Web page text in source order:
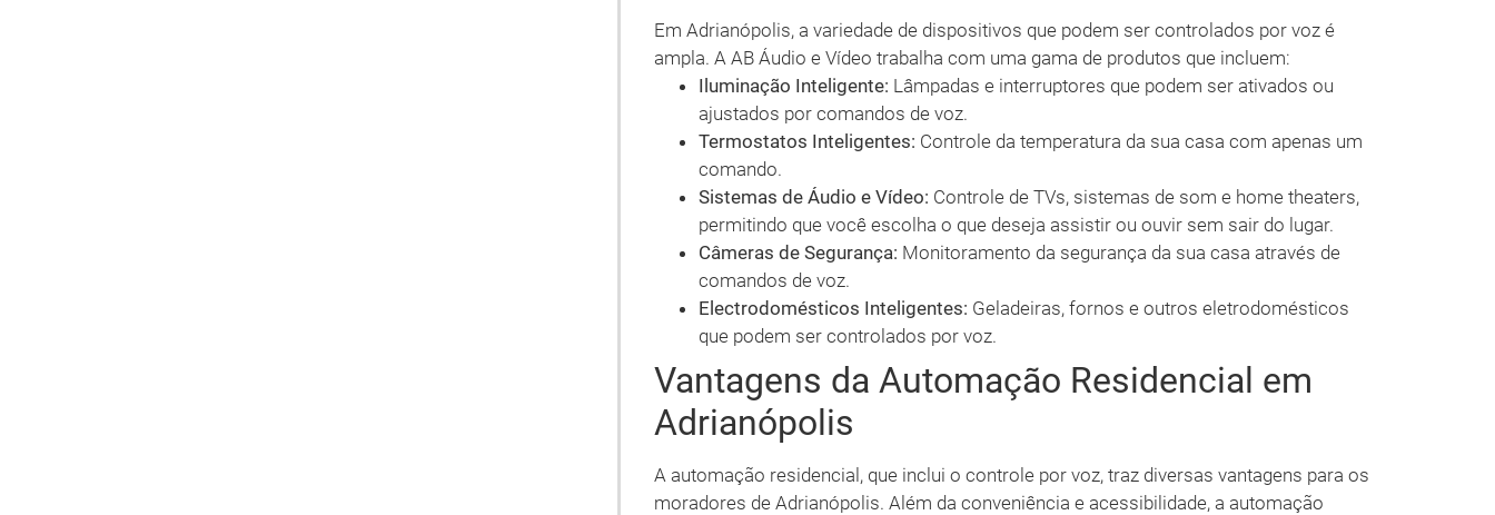
Em Adrianópolis, a variedade de dispositivos que podem ser controlados por voz é
ampla. A AB Áudio e Vídeo trabalha com uma gama de produtos que incluem:
Iluminação Inteligente: Lâmpadas e interruptores que podem ser ativados ou
ajustados por comandos de voz.
Termostatos Inteligentes: Controle da temperatura da sua casa com apenas um
comando.
Sistemas de Áudio e Vídeo: Controle de TVs, sistemas de som e home theaters,
permitindo que você escolha o que deseja assistir ou ouvir sem sair do lugar.
Câmeras de Segurança: Monitoramento da segurança da sua casa através de
comandos de voz.
Electrodomésticos Inteligentes: Geladeiras, fornos e outros eletrodomésticos
que podem ser controlados por voz.
Vantagens da Automação Residencial em
Adrianópolis
A automação residencial, que inclui o controle por voz, traz diversas vantagens para os
moradores de Adrianópolis. Além da conveniência e acessibilidade, a automação